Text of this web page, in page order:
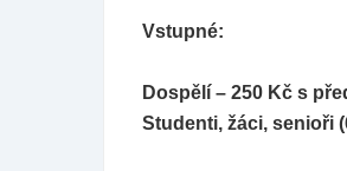
Vstupné:
Dospělí – 250 Kč s
Studenti, žáci, senioři